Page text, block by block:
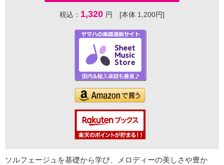
税込： 1,320 円 [本体 1,200円]
ソルフェージュを基礎から学び、メロディーの美しさや豊か